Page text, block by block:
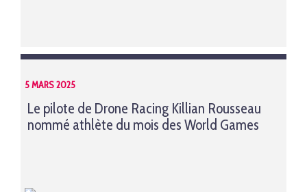
5 MARS 2025
Le pilote de Drone Racing Killian Rousseau
nommé athlète du mois des World Games